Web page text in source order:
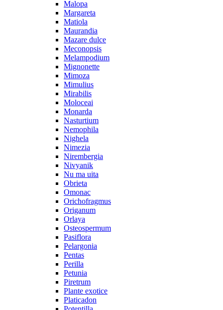
Malopa
Margareta
Matiola
Maurandia
Mazare dulce
Meconopsis
Melampodium
Mignonette
Mimoza
Mimulius
Mirabilis
Moloceai
Monarda
Nasturtium
Nemophila
Nighela
Nimezia
Nirembergia
Nivyanik
Nu ma uita
Obrieta
Omonac
Orichofragmus
Origanum
Orlaya
Osteospermum
Pasiflora
Pelargonia
Pentas
Perilla
Petunia
Piretrum
Plante exotice
Platicadon